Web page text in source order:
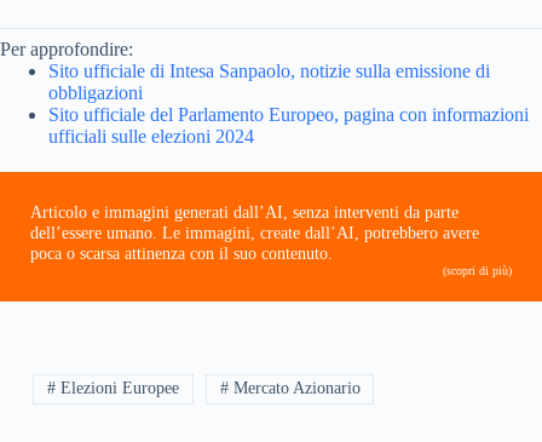
Per approfondire:
Sito ufficiale di Intesa Sanpaolo, notizie sulla emissione di
obbligazioni
Sito ufficiale del Parlamento Europeo, pagina con informazioni
ufficiali sulle elezioni 2024
Articolo e immagini generati dall’AI, senza interventi da parte
dell’essere umano. Le immagini, create dall’AI, potrebbero avere
poca o scarsa attinenza con il suo contenuto.
(scopri di più)
# Elezioni Europee # Mercato Azionario